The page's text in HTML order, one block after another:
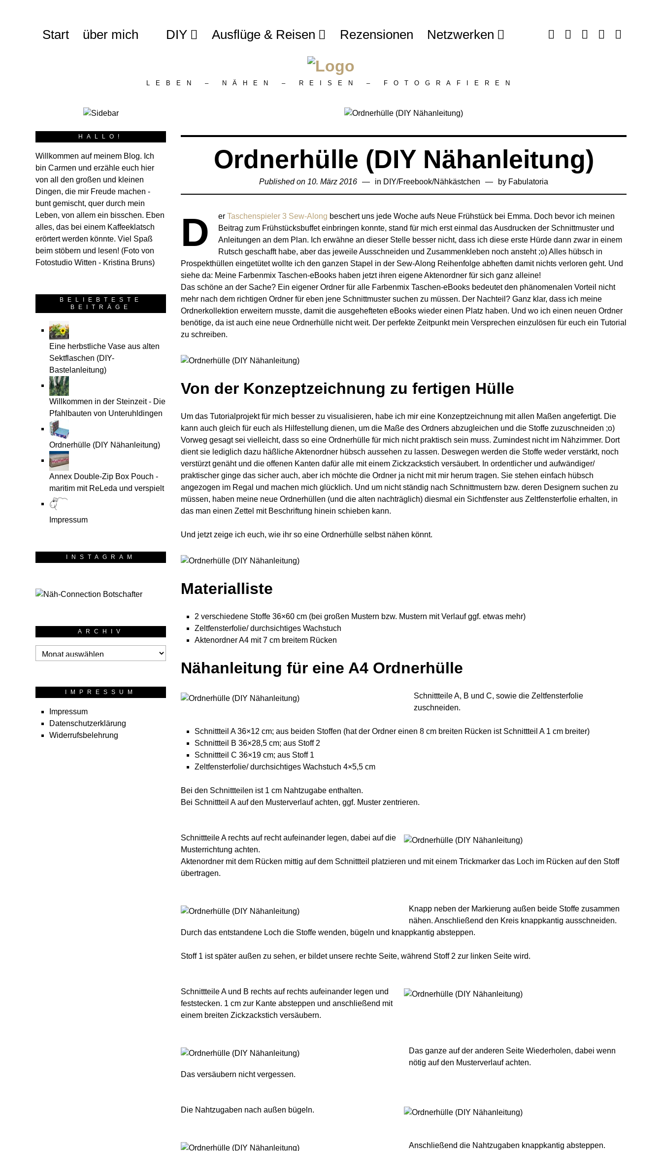
Start über mich DIY Ausflüge & Reisen Rezensionen Netzwerken
LEBEN – NÄHEN – REISEN – FOTOGRAFIEREN
Ordnerhülle (DIY Nähanleitung)
Published on 10. März 2016 2.
April
in DIY/Freebook/Nähkästchen by Fabulatoria
D er Taschenspieler 3 Sew-Along beschert uns jede Woche aufs Neue Frühstück bei Emma. Doch bevor ich meinen
Beitrag zum Frühstücksbuffet einbringen konnte, stand für mich erst einmal das Ausdrucken der Schnittmuster und
Anleitungen an dem Plan. Ich erwähne an dieser Stelle besser nicht, dass ich diese erste Hürde dann zwar in einem
Rutsch geschafft habe, aber das jeweile Ausschneiden und Zusammenkleben noch ansteht ;o) Alles hübsch in
Prospekthüllen eingetütet wollte ich den ganzen Stapel in der Sew-Along Reihenfolge abheften damit nichts verloren geht. Und
siehe da: Meine Farbenmix Taschen-eBooks haben jetzt ihren eigene Aktenordner für sich ganz alleine!
Das schöne an der Sache? Ein eigener Ordner für alle Farbenmix Taschen-eBooks bedeutet den phänomenalen Vorteil nicht
mehr nach dem richtigen Ordner für eben jene Schnittmuster suchen zu müssen. Der Nachteil? Ganz klar, dass ich meine
Ordnerkollektion erweitern musste, damit die ausgehefteten eBooks wieder einen Platz haben. Und wo ich einen neuen Ordner
benötige, da ist auch eine neue Ordnerhülle nicht weit. Der perfekte Zeitpunkt mein Versprechen einzulösen für euch ein Tutorial
zu schreiben.
Von der Konzeptzeichnung zu fertigen Hülle
Um das Tutorialprojekt für mich besser zu visualisieren, habe ich mir eine Konzeptzeichnung mit allen Maßen angefertigt. Die
kann auch gleich für euch als Hilfestellung dienen, um die Maße des Ordners abzugleichen und die Stoffe zuzuschneiden ;o)
Vorweg gesagt sei vielleicht, dass so eine Ordnerhülle für mich nicht praktisch sein muss. Zumindest nicht im Nähzimmer. Dort
dient sie lediglich dazu häßliche Aktenordner hübsch aussehen zu lassen. Deswegen werden die Stoffe weder verstärkt, noch
verstürzt genäht und die offenen Kanten dafür alle mit einem Zickzackstich versäubert. In ordentlicher und aufwändiger/
praktischer ginge das sicher auch, aber ich möchte die Ordner ja nicht mit mir herum tragen. Sie stehen einfach hübsch
angezogen im Regal und machen mich glücklich. Und um nicht ständig nach Schnittmustern bzw. deren Designern suchen zu
müssen, haben meine neue Ordnerhüllen (und die alten nachträglich) diesmal ein Sichtfenster aus Zeltfensterfolie erhalten, in
das man einen Zettel mit Beschriftung hinein schieben kann.
Und jetzt zeige ich euch, wie ihr so eine Ordnerhülle selbst nähen könnt.
Materialliste
2 verschiedene Stoffe 36×60 cm (bei großen Mustern bzw. Mustern mit Verlauf ggf. etwas mehr)
Zeltfensterfolie/ durchsichtiges Wachstuch
Aktenordner A4 mit 7 cm breitem Rücken
Nähanleitung für eine A4 Ordnerhülle
Schnittteile A, B und C, sowie die Zeltfensterfolie
zuschneiden.
Schnittteil A 36×12 cm; aus beiden Stoffen (hat der Ordner einen 8 cm breiten Rücken ist Schnittteil A 1 cm breiter)
Schnittteil B 36×28,5 cm; aus Stoff 2
Schnittteil C 36×19 cm; aus Stoff 1
Zeltfensterfolie/ durchsichtiges Wachstuch 4×5,5 cm
Bei den Schnittteilen ist 1 cm Nahtzugabe enthalten.
Bei Schnittteil A auf den Musterverlauf achten, ggf. Muster zentrieren.
Schnittteile A rechts auf recht aufeinander legen, dabei auf die
Musterrichtung achten.
Aktenordner mit dem Rücken mittig auf dem Schnittteil platzieren und mit einem Trickmarker das Loch im Rücken auf den Stoff
übertragen.
Knapp neben der Markierung außen beide Stoffe zusammen
nähen. Anschließend den Kreis knappkantig ausschneiden.
Durch das entstandene Loch die Stoffe wenden, bügeln und knappkantig absteppen.
Stoff 1 ist später außen zu sehen, er bildet unsere rechte Seite, während Stoff 2 zur linken Seite wird.
Schnittteile A und B rechts auf rechts aufeinander legen und
feststecken. 1 cm zur Kante absteppen und anschließend mit
einem breiten Zickzackstich versäubern.
Das ganze auf der anderen Seite Wiederholen, dabei wenn
nötig auf den Musterverlauf achten.
Das versäubern nicht vergessen.
Die Nahtzugaben nach außen bügeln.
Anschließend die Nahtzugaben knappkantig absteppen.
HALLO!
Willkommen auf meinem Blog. Ich
bin Carmen und erzähle euch hier
von all den großen und kleinen
Dingen, die mir Freude machen -
bunt gemischt, quer durch mein
Leben, von allem ein bisschen. Eben
alles, das bei einem Kaffeeklatsch
erörtert werden könnte. Viel Spaß
beim stöbern und lesen! (Foto von
Fotostudio Witten - Kristina Bruns)
BELIEBTESTE
BEITRÄGE
Eine herbstliche Vase aus alten
Sektflaschen (DIY-
Bastelanleitung)
Willkommen in der Steinzeit - Die
Pfahlbauten von Unteruhldingen
Ordnerhülle (DIY Nähanleitung)
Annex Double-Zip Box Pouch -
maritim mit ReLeda und verspielt
Impressum
INSTAGRAM
ARCHIV
Archiv
IMPRESSUM
Impressum
Datenschutzerklärung
Widerrufsbelehrung